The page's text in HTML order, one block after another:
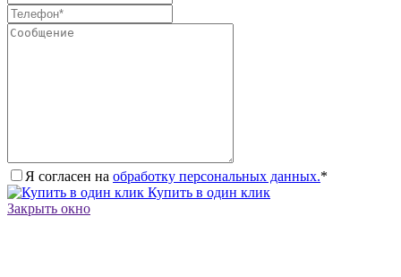
Я согласен на обработку персональных данных.*
Купить в один клик
Закрыть окно